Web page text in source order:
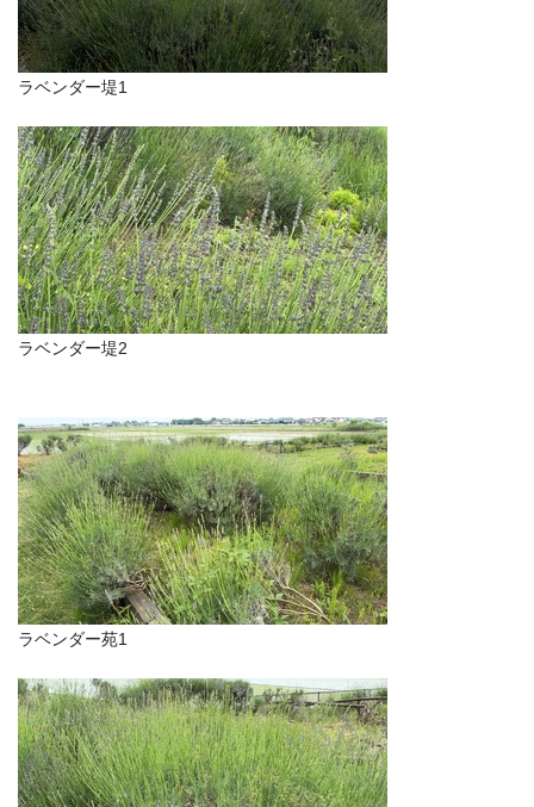
ラベンダー堤1
ラベンダー堤2
ラベンダー苑1